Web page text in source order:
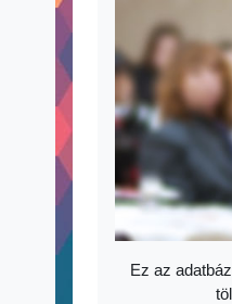
Ez az